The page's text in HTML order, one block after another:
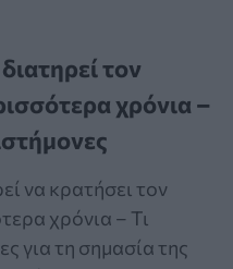
τον
χρόνια –
να κρατήσει τον
χρόνια – Τι
για τη σημασία της